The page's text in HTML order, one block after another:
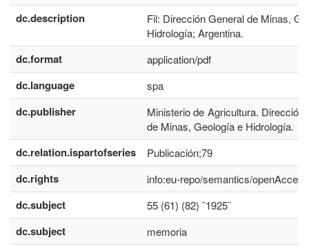
dc.description
Fil: Dirección General de Minas,
Hidrología; Argentina.
dc.format application/pdf
dc.language spa
dc.publisher
Ministerio de Agricultura. Dirección
de Minas, Geología e Hidrología.
dc.relation.ispartofseries Publicación;79
dc.rights info:eu-repo/semantics/openAccess
dc.subject 55 (61) (82) ¨1925¨
dc.subject memoria